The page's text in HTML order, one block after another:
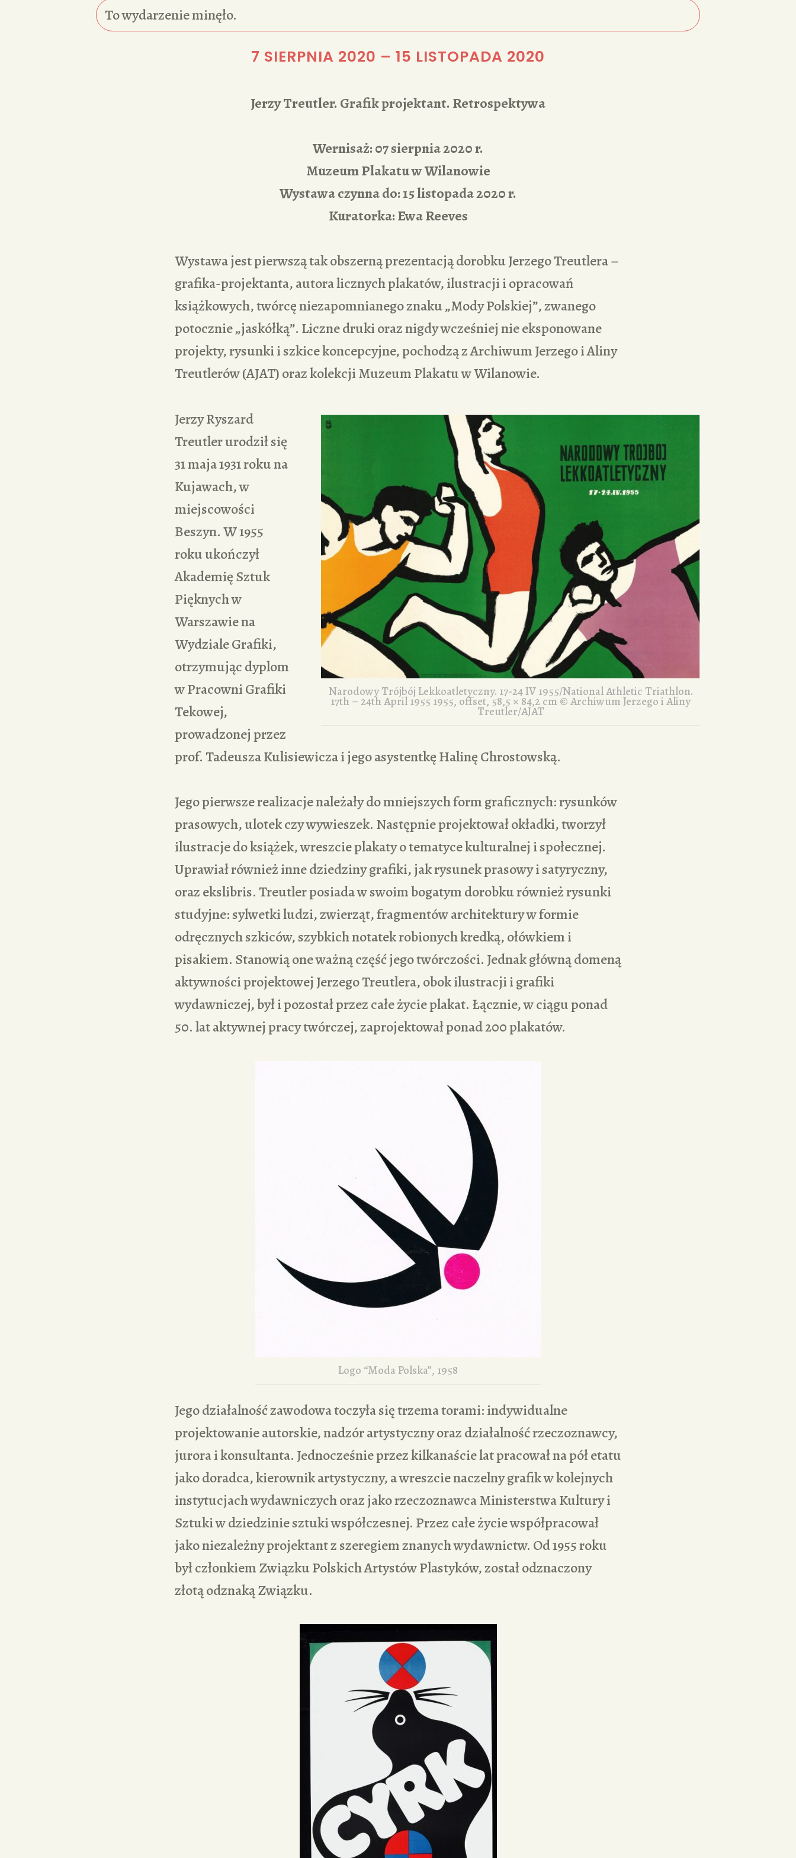
REDAKCJA
To wydarzenie minęło.
7 SIERPNIA 2020 – 15 LISTOPADA 2020
Jerzy Treutler. Grafik projektant. Retrospektywa
Wernisaż: 07 sierpnia 2020 r.
Muzeum Plakatu w Wilanowie
Wystawa czynna do: 15 listopada 2020 r.
Kuratorka: Ewa Reeves
Wystawa jest pierwszą tak obszerną prezentacją dorobku Jerzego Treutlera –
grafika-projektanta, autora licznych plakatów, ilustracji i opracowań
książkowych, twórcę niezapomnianego znaku „Mody Polskiej”, zwanego
potocznie „jaskółką”. Liczne druki oraz nigdy wcześniej nie eksponowane
projekty, rysunki i szkice koncepcyjne, pochodzą z Archiwum Jerzego i Aliny
Treutlerów (AJAT) oraz kolekcji Muzeum Plakatu w Wilanowie.
Narodowy Trójbój Lekkoatletyczny. 17-24 IV 1955/National Athletic Triathlon.
17th – 24th April 1955 1955, offset, 58,5 × 84,2 cm © Archiwum Jerzego i Aliny
Treutler/AJAT
Jerzy Ryszard
Treutler urodził się
31 maja 1931 roku na
Kujawach, w
miejscowości
Beszyn. W 1955
roku ukończył
Akademię Sztuk
Pięknych w
Warszawie na
Wydziale Grafiki,
otrzymując dyplom
w Pracowni Grafiki
Tekowej,
prowadzonej przez
prof. Tadeusza Kulisiewicza i jego asystentkę Halinę Chrostowską.
Jego pierwsze realizacje należały do mniejszych form graficznych: rysunków
prasowych, ulotek czy wywieszek. Następnie projektował okładki, tworzył
ilustracje do książek, wreszcie plakaty o tematyce kulturalnej i społecznej.
Uprawiał również inne dziedziny grafiki, jak rysunek prasowy i satyryczny,
oraz ekslibris. Treutler posiada w swoim bogatym dorobku również rysunki
studyjne: sylwetki ludzi, zwierząt, fragmentów architektury w formie
odręcznych szkiców, szybkich notatek robionych kredką, ołówkiem i
pisakiem. Stanowią one ważną część jego twórczości. Jednak główną domeną
aktywności projektowej Jerzego Treutlera, obok ilustracji i grafiki
wydawniczej, był i pozostał przez całe życie plakat. Łącznie, w ciągu ponad
50. lat aktywnej pracy twórczej, zaprojektował ponad 200 plakatów.
Logo “Moda Polska”, 1958
Jego działalność zawodowa toczyła się trzema torami: indywidualne
projektowanie autorskie, nadzór artystyczny oraz działalność rzeczoznawcy,
jurora i konsultanta. Jednocześnie przez kilkanaście lat pracował na pół etatu
jako doradca, kierownik artystyczny, a wreszcie naczelny grafik w kolejnych
instytucjach wydawniczych oraz jako rzeczoznawca Ministerstwa Kultury i
Sztuki w dziedzinie sztuki współczesnej. Przez całe życie współpracował
jako niezależny projektant z szeregiem znanych wydawnictw. Od 1955 roku
był członkiem Związku Polskich Artystów Plastyków, został odznaczony
złotą odznaką Związku.